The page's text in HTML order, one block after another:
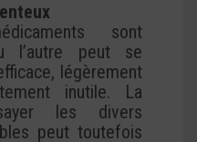
sont
l’autre peut se
légèrement
inutile. La
les divers
peut toutefois